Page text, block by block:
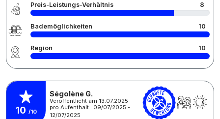
Preis-Leistungs-Verhältnis 8
Bademöglichkeiten 10
Region 10
10 /10
Ségolène G.
Veröffentlicht am 13.07.2025
pro Aufenthalt : 09/07/2025 -
12/07/2025